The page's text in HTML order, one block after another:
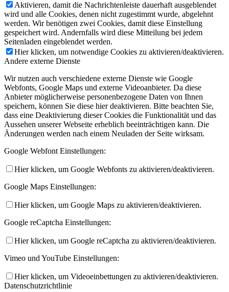
Aktivieren, damit die Nachrichtenleiste dauerhaft ausgeblendet
wird und alle Cookies, denen nicht zugestimmt wurde, abgelehnt
werden. Wir benötigen zwei Cookies, damit diese Einstellung
gespeichert wird. Andernfalls wird diese Mitteilung bei jedem
Seitenladen eingeblendet werden.
Hier klicken, um notwendige Cookies zu aktivieren/deaktivieren.
Andere externe Dienste
Wir nutzen auch verschiedene externe Dienste wie Google
Webfonts, Google Maps und externe Videoanbieter. Da diese
Anbieter möglicherweise personenbezogene Daten von Ihnen
speichern, können Sie diese hier deaktivieren. Bitte beachten Sie,
dass eine Deaktivierung dieser Cookies die Funktionalität und das
Aussehen unserer Webseite erheblich beeinträchtigen kann. Die
Änderungen werden nach einem Neuladen der Seite wirksam.
Google Webfont Einstellungen:
Hier klicken, um Google Webfonts zu aktivieren/deaktivieren.
Google Maps Einstellungen:
Hier klicken, um Google Maps zu aktivieren/deaktivieren.
Google reCaptcha Einstellungen:
Hier klicken, um Google reCaptcha zu aktivieren/deaktivieren.
Vimeo und YouTube Einstellungen:
Hier klicken, um Videoeinbettungen zu aktivieren/deaktivieren.
Datenschutzrichtlinie